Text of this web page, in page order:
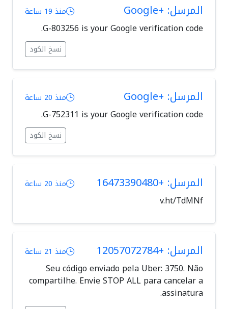
المرسل: +Google منذ 19 ساعة
G-803256 is your Google verification code.
نسخ الكود
المرسل: +Google منذ 20 ساعة
G-752311 is your Google verification code.
نسخ الكود
المرسل: +16473390480 منذ 20 ساعة
v.ht/TdMNf
المرسل: +12057072784 منذ 21 ساعة
Seu código enviado pela Uber: 3750. Não
compartilhe. Envie STOP ALL para cancelar a
assinatura.